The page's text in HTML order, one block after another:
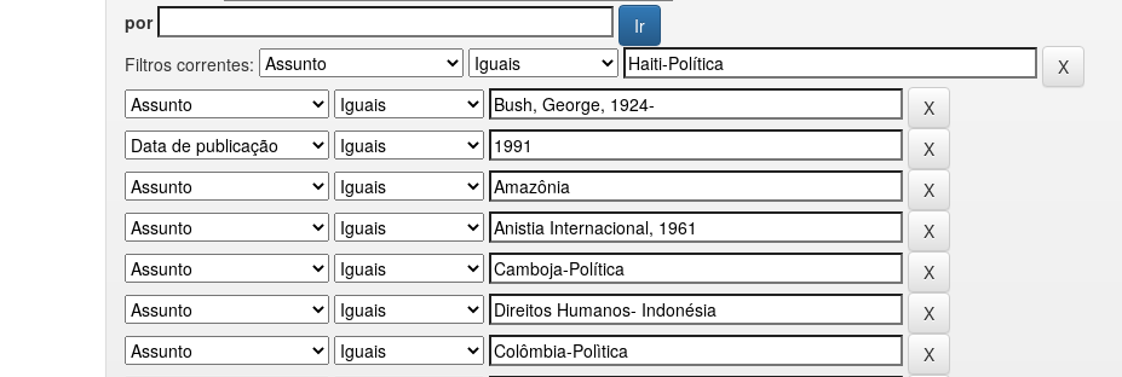
por
Filtros correntes: